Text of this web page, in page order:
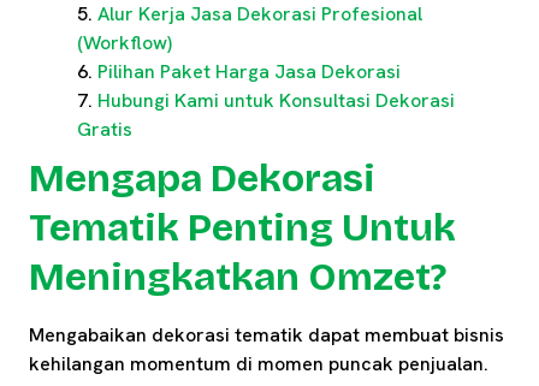
Alur Kerja Jasa Dekorasi Profesional
(Workflow)
Pilihan Paket Harga Jasa Dekorasi
Hubungi Kami untuk Konsultasi Dekorasi
Gratis
Mengapa Dekorasi
Tematik Penting Untuk
Meningkatkan Omzet?
Mengabaikan dekorasi tematik dapat membuat bisnis
kehilangan momentum di momen puncak penjualan.